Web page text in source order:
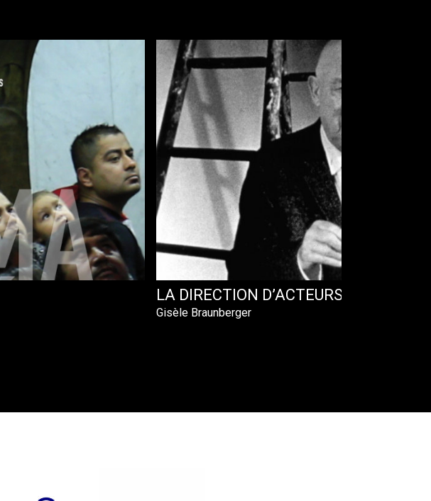
LA DIRECTION D’ACTEURS PAR JEAN
Gisèle Braunberger